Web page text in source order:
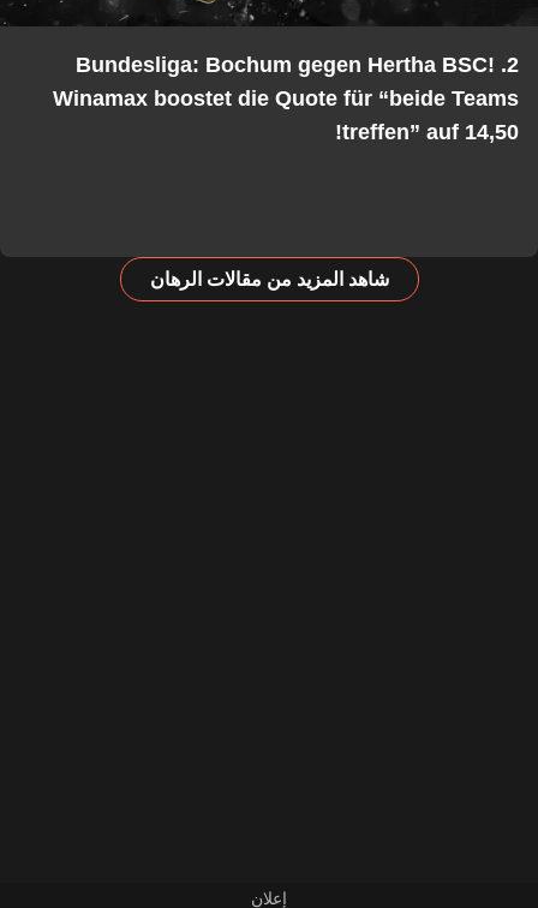
2. Bundesliga: Bochum gegen Hertha BSC!
Winamax boostet die Quote für “beide Teams
treffen” auf 14,50!
شاهد المزيد من مقالات الرهان